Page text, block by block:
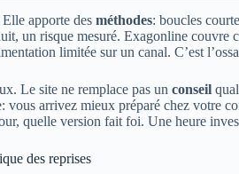
Elle apporte des méthodes: boucles
un risque mesuré. Exagonline couvre
limitée sur un canal. C’est
Le site ne remplace pas un conseil
vous arrivez mieux préparé chez votre
quelle version fait foi. Une heure
des reprises